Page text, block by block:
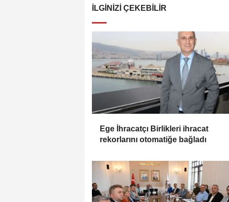
İLGINIZI ÇEKEBILIR
Ege İhracatçı Birlikleri ihracat
rekorlarını otomatiğe bağladı